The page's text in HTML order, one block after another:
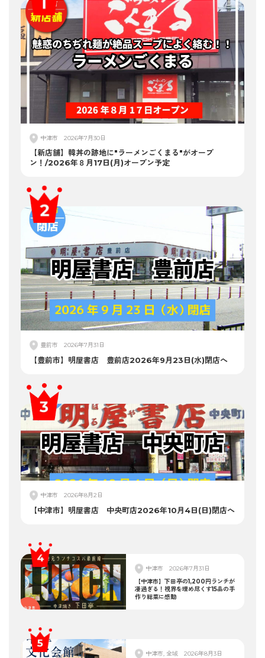
中津市 2026年7月30日
【新店舗】韓丼の跡地に"ラーメンごくまる"がオープ
ン！/2026年８月17日(月)オープン予定
豊前市 2026年7月31日
【豊前市】明屋書店 豊前店2026年9月23日(水)閉店へ
中津市 2026年8月2日
【中津市】明屋書店 中央町店2026年10月4日(日)閉店へ
中津市
2026年7月31日
【中津市】下田亭の1,200円ランチが
凄過ぎる！視界を埋め尽くす15品の手
作り総菜に感動
中津市, 全域
2026年8月3日